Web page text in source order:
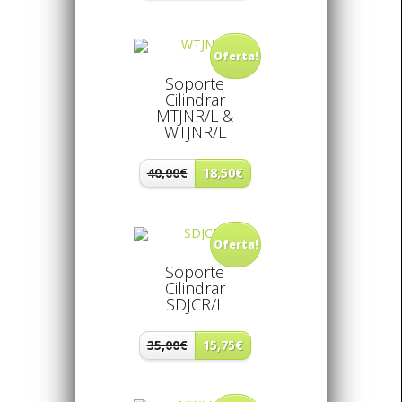
Oferta!
Soporte
Cilindrar
MTJNR/L &
WTJNR/L
40,00€ 18,50€
Oferta!
Soporte
Cilindrar
SDJCR/L
35,00€ 15,75€